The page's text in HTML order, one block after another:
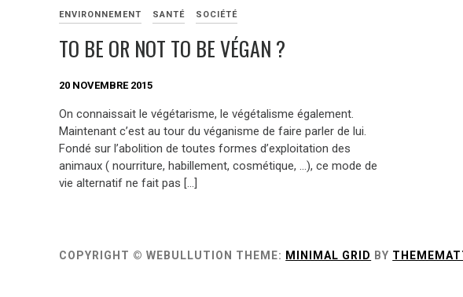
ENVIRONNEMENT SANTÉ SOCIÉTÉ
TO BE OR NOT TO BE VÉGAN ?
20 NOVEMBRE 2015
On connaissait le végétarisme, le végétalisme également.
Maintenant c’est au tour du véganisme de faire parler de lui.
Fondé sur l’abolition de toutes formes d’exploitation des
animaux ( nourriture, habillement, cosmétique, …), ce mode de
vie alternatif ne fait pas […]
COPYRIGHT © WEBULLUTION THEME: MINIMAL GRID BY